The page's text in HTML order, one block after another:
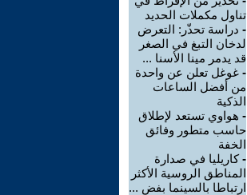
تناول مكملات الحديد
- دراسة تحذّر: التعرض
لدخان التبغ في الصغر
قد يدمر مينا الأسنا ...
- غوغل تعلن عن واحدة
من أفضل الساعات
الذكية
- هواوي تستعد لإطلاق
حاسب متطور وفائق
الخفة
-كاريليا في صدارة
المناطق الروسية الأكثر
ارتباطا بالسينما بفض ...